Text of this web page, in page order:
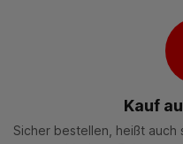
Kauf
Sicher bestellen, heißt auch